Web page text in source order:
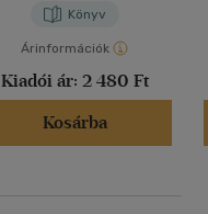
Könyv
Árinformációk
Kiadói ár: 2 480 Ft
Kosárba